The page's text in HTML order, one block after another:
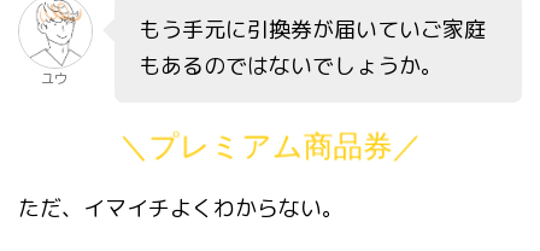
ユウ
もう手元に引換券が届いていご家庭
もあるのではないでしょうか。
＼プレミアム商品券／
ただ、イマイチよくわからない。